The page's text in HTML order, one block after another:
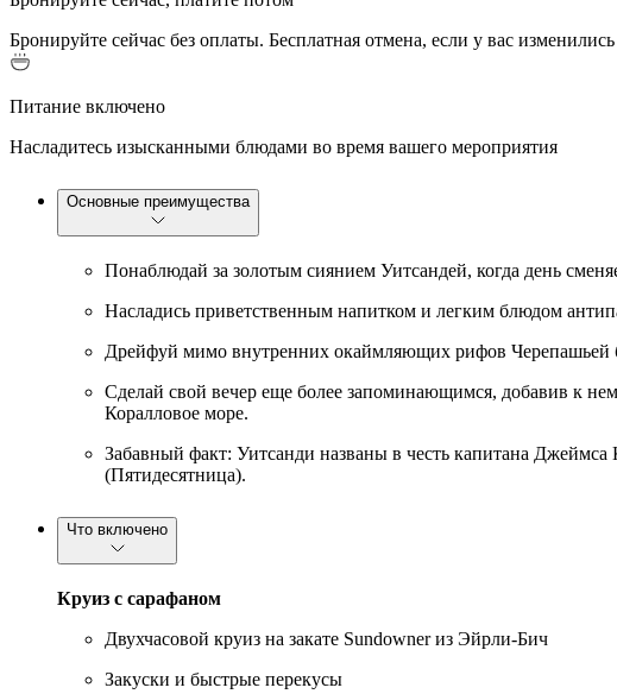
Бронируйте сейчас без оплаты. Бесплатная отмена, если у вас
Питание включено
Насладитесь изысканными блюдами во время вашего мероприятия
Основные преимущества
Понаблюдай за золотым сиянием Уитсандей, когда день
Насладись приветственным напитком и легким блюдом
Дрейфуй мимо внутренних окаймляющих рифов Черепашьей
Сделай свой вечер еще более запоминающимся, добавив к
Коралловое море.
Забавный факт: Уитсанди названы в честь капитана
(Пятидесятница).
Что включено
Круиз с сарафаном
Двухчасовой круиз на закате Sundowner из Эйрли-Бич
Закуски и быстрые перекусы